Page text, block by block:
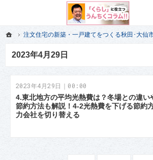
注文住宅の新築・一戸建てをつくる秋田･大仙市の工務店、「家づくり」のプロだけが経験し
2023年4月29日
ローコスト住宅で耐震-省エネ重視の家をお探しのあなたへ、秋
私（一級建築士）が気付いた 家づくりの失敗で後悔しない前情報
2023年4月29日｜00:00
4.東北地方の平均光熱費は？冬場との違い
節約方法も解説！4-2光熱費を下げる節
力会社を切り替える
ホーム
注文住宅の新築・一戸建てをつくる秋田･大仙市の工務店、「家づくり」のプロだけが経験して